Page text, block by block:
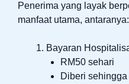
Penerima yang layak
manfaat utama, antaranya:
Bayaran
RM50 sehari
Diberi